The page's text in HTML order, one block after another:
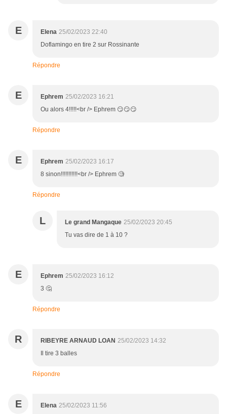
E Elena 25/02/2023 22:40
Doflamingo en tire 2 sur Rossinante
Répondre
E Ephrem 25/02/2023 16:21
Ou alors 4!!!!!<br /> Ephrem 😏😏😏
Répondre
E Ephrem 25/02/2023 16:17
8 sinon!!!!!!!!!!!<br /> Ephrem 🧐
Répondre
L Le grand Mangaque 25/02/2023 20:45
Tu vas dire de 1 à 10 ?
E Ephrem 25/02/2023 16:12
3 🤔
Répondre
R RIBEYRE ARNAUD LOAN 25/02/2023 14:32
Il tire 3 balles
Répondre
E Elena 25/02/2023 11:56